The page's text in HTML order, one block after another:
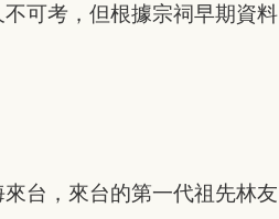
可考，但根據宗祠早期資料
台，來台的第一代祖先林友